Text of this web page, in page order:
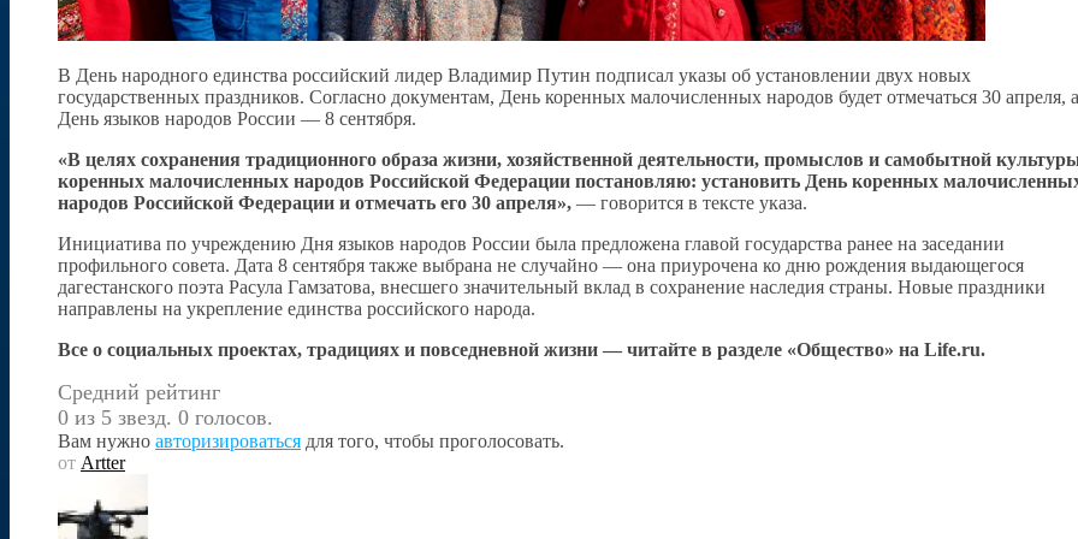
В День народного единства российский лидер Владимир Путин подписал указы об установлении двух новых
государственных праздников. Согласно документам, День коренных малочисленных народов будет отмечаться 30 апреля, а
День языков народов России — 8 сентября.
«В целях сохранения традиционного образа жизни, хозяйственной деятельности, промыслов и самобытной
коренных малочисленных народов Российской Федерации постановляю: установить День коренных
народов Российской Федерации и отмечать его 30 апреля», — говорится в тексте указа.
Инициатива по учреждению Дня языков народов России была предложена главой государства ранее на заседании
профильного совета. Дата 8 сентября также выбрана не случайно — она приурочена ко дню рождения выдающегося
дагестанского поэта Расула Гамзатова, внесшего значительный вклад в сохранение наследия страны. Новые праздники
направлены на укрепление единства российского народа.
Все о социальных проектах, традициях и повседневной жизни — читайте в разделе «Общество» на Life.ru.
Средний рейтинг
0 из 5 звезд. 0 голосов.
Вам нужно авторизироваться для того, чтобы проголосовать.
от Artter